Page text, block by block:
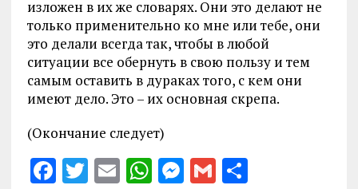
изложен в их же словарях. Они это делают не
только применительно ко мне или тебе, они
это делали всегда так, чтобы в любой
ситуации все обернуть в свою пользу и тем
самым оставить в дураках того, с кем они
имеют дело. Это – их основная скрепа.
(Окончание следует)
F T E WM G S